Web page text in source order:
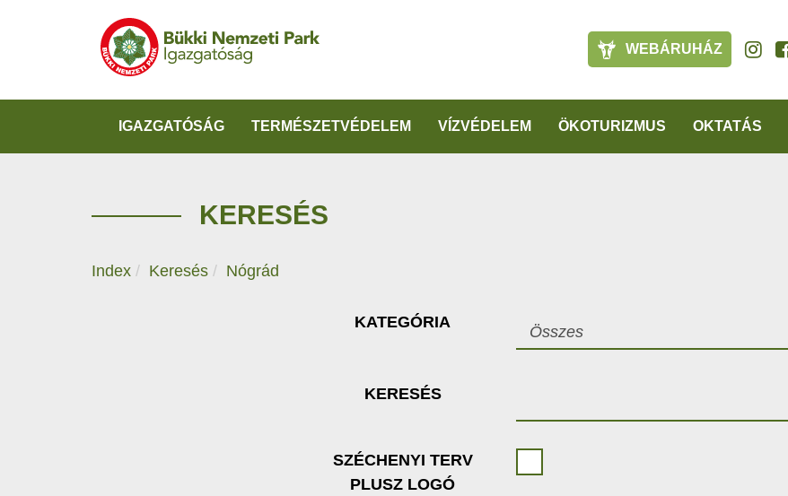
WEBÁRUHÁZ
IGAZGATÓSÁG TERMÉSZETVÉDELEM VÍZVÉDELEM ÖKOTURIZMUS OKTATÁS
KERESÉS
Index Keresés Nógrád
KATEGÓRIA
Összes
KERESÉS
SZÉCHENYI TERV
PLUSZ LOGÓ